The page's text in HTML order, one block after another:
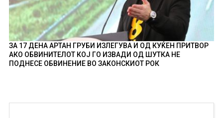
ЗА 17 ДЕНА АРТАН ГРУБИ ИЗЛЕГУВА И ОД КУЌЕН ПРИТВОР
АКО ОБВИНИТЕЛОТ КОЈ ГО ИЗВАДИ ОД ШУТКА НЕ
ПОДНЕСЕ ОБВИНЕНИЕ ВО ЗАКОНСКИОТ РОК